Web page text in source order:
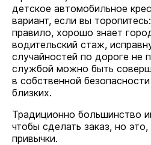
детское автомобильное
вариант, если вы
правило, хорошо знает
водительский стаж,
случайностей по дороге не
службой можно быть
в собственной
близких.
Традиционно большинство
чтобы сделать заказ, но
привычки.